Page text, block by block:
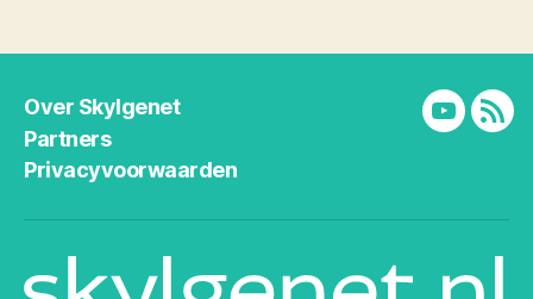
Over Skylgenet
Partners
Privacyvoorwaarden
YouTube
RSS